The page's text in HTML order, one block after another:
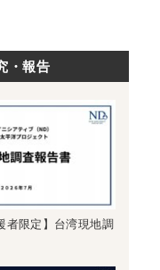
・報告
者限定】台湾現地調